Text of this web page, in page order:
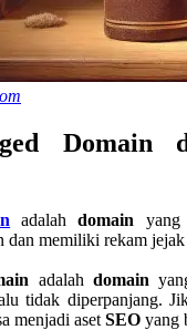
Domain
adalahdomain yang
dan memiliki rekam
adalahdomain
tidak diperpanjang.
menjadi aset SEO yang